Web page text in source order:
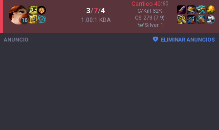
16
3/7/4
1.00:1 KDA
Carrileo 40:60
C/Kill 32%
CS 273 (7.9)
silver 1
ANUNCIO ELIMINAR ANUNCIOS